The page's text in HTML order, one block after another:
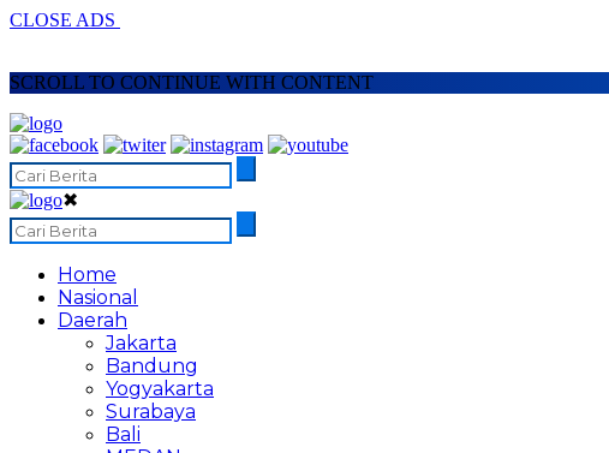
CLOSE ADS
SCROLL TO CONTINUE WITH CONTENT
✖
Home
Nasional
Daerah
Jakarta
Bandung
Yogyakarta
Surabaya
Bali